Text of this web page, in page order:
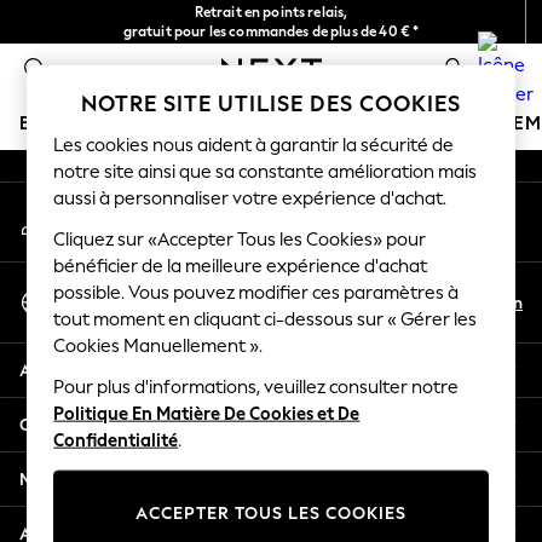
Retrait en points relais,
gratuit pour les commandes de plus de 40 € *
Livraison en 2-3 jours ouvrés*
BOUTIQUE VACANCES
HOLIDAY SHOP
Women's Holiday Shop
All Swimwear
All Beachwear
Bags & Accessories
Beach Dresses & Kaftans
Dresses
Flip Flops
Sliders
Jumpsuits & Playsuits
Linen Collection
Sandals
An error occurred on client
Nos réseaux sociaux
Mon compte
Connexion à votre compte
Sélectionnez Votre Langue
Français
En
Aide
Confidentialité et mentions légales
Ministères
Autres services
NOTRE SITE UTILISE DES COOKIES
Les cookies nous aident à garantir la sécurité de
notre site ainsi que sa constante amélioration mais
aussi à personnaliser votre expérience d'achat.
Cliquez sur «Accepter Tous les Cookies» pour
bénéficier de la meilleure expérience d'achat
possible. Vous pouvez modifier ces paramètres à
tout moment en cliquant ci-dessous sur « Gérer les
Cookies Manuellement ».
Pour plus d'informations, veuillez consulter notre
Politique En Matière De Cookies et De
Confidentialité.
ACCEPTER TOUS LES COOKIES